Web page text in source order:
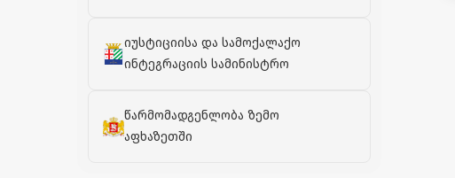
იუსტიციისა და სამოქალაქო
ინტეგრაციის სამინისტრო
წარმომადგენლობა ზემო
აფხაზეთში